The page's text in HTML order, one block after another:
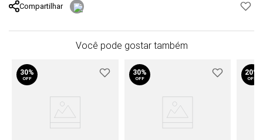
Compartilhar
Você pode gostar também
30%
OFF
30%
OFF
20%
OFF